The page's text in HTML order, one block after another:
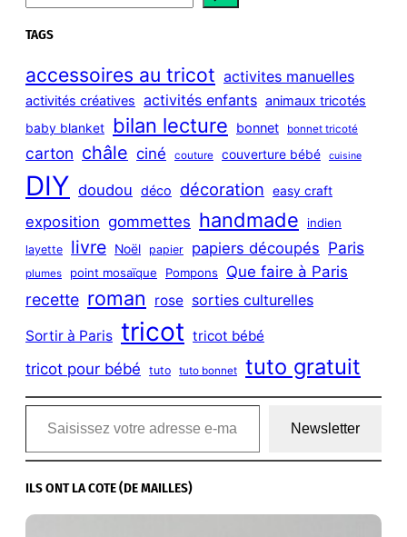
e
a
c
h
TAGS
accessoires au tricot activites manuelles
activités créatives activités enfants animaux tricotés
baby blanket bilan lecture bonnet bonnet tricoté
carton châle ciné couture couverture bébé cuisine
DIY doudou déco décoration easy craft
exposition gommettes handmade indien
layette livre Noël papier papiers découpés Paris
plumes point mosaïque Pompons Que faire à Paris
recette roman rose sorties culturelles
Sortir à Paris tricot tricot bébé
tricot pour bébé tuto tuto bonnet tuto gratuit
Saisissez votre adresse e-mail…
Newsletter
ILS ONT LA COTE (DE MAILLES)